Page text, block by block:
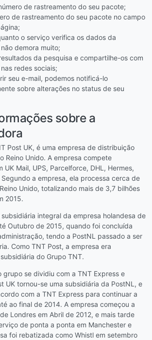
de rastreamento do seu pacote;
de rastreamento do seu pacote no campo
o serviço verifica os dados da
demora muito;
da pesquisa e compartilhe-os com
redes sociais;
seu e-mail, podemos notificá-lo
sobre alterações no status de seu
sobre a
Post UK, é uma empresa de distribuição
Reino Unido. A empresa compete
UK Mail, UPS, Parcelforce, DHL, Hermes,
Segundo a empresa, ela processa cerca de
Unido, totalizando mais de 3,7 bilhões
2015.
integral da empresa holandesa de
Outubro de 2015, quando foi concluída
tendo a PostNL passado a ser
Como TNT Post, a empresa era
do Grupo TNT.
grupo se dividiu com a TNT Express e
UK tornou-se uma subsidiária da PostNL, e
com a TNT Express para continuar a
ao final de 2014. A empresa começou a
Londres em Abril de 2012, e mais tarde
de ponta a ponta em Manchester e
foi rebatizada como Whistl em setembro